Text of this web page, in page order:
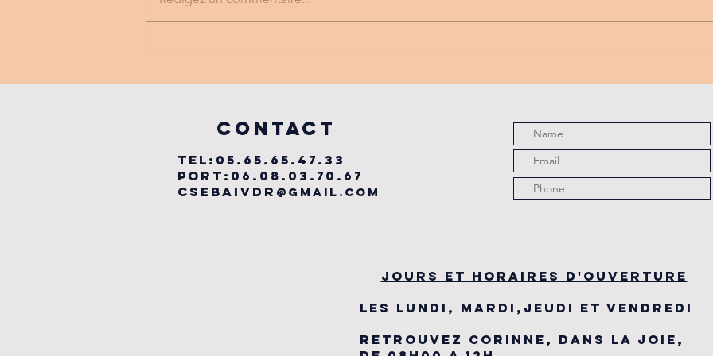
MUSICAL
COntact
TEL:05.65.65.47.33
PORT:06.08.03.70.67
csebaivdr @gmail.com
JOURS ET HORAIRES D'OUVERTURE
LES LUNDI, MARDI,JEUDI ET VENDREDI
RETROUVEZ CORINNE, DANS LA JOIE,